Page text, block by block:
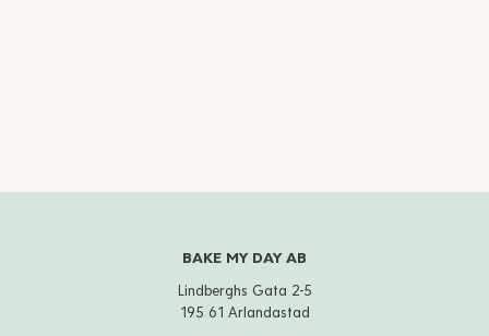
BAKE MY DAY AB
Lindberghs Gata 2-5
195 61 Arlandastad